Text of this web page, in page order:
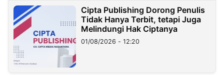
Cipta Publishing Dorong Penulis
Tidak Hanya Terbit, tetapi Juga
Melindungi Hak Ciptanya
01/08/2026 - 12:20